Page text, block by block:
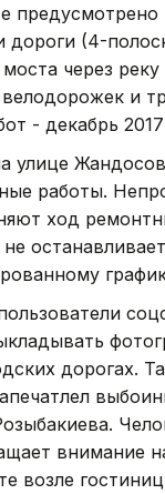
дороги (4-
через
и
- декабрь
улице
работы.
ход
дорогах.
внимание
возле